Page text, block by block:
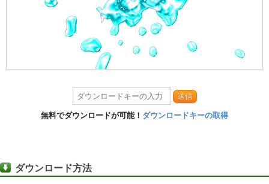
送信
無料でダウンロードが可能！ ダウンロードキーの取得
ダウンロード方法